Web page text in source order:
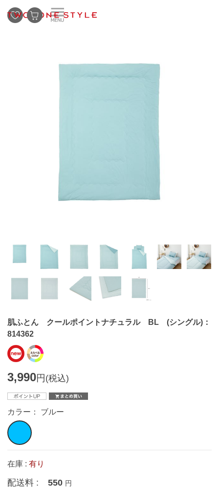
肌ふとん クールポイントナチュラル BL (シングル)：
814362
3,990円(税込)
カラー： ブルー
在庫 : 有り
配送料 : 550 円